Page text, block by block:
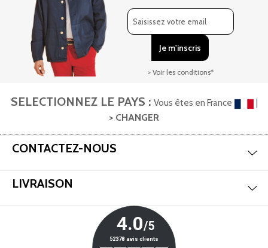
> Voir les conditions*
SELECTIONNEZ LE PAYS : Vous êtes en France
> CHANGER
CONTACTEZ-NOUS
LIVRAISON